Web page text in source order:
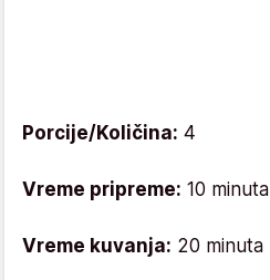
Porcije/Količina: 4
Vreme pripreme: 10 minuta
Vreme kuvanja: 20 minuta